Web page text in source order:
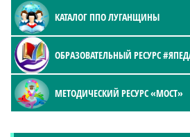
КАТАЛОГ ППО ЛУГАНЩИНЫ
ОБРАЗОВАТЕЛЬНЫЙ РЕСУРС
МЕТОДИЧЕСКИЙ РЕСУРС «МОСТ»